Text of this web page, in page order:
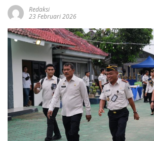
Redaksi
23 Februari 2026